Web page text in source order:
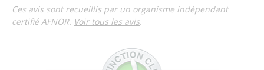
Ces avis sont recueillis par un organisme indépendant
certifié AFNOR. Voir tous les avis.